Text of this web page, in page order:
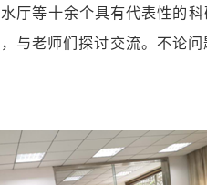
厅等十余个具有代表性的
与老师们探讨交流。不论问